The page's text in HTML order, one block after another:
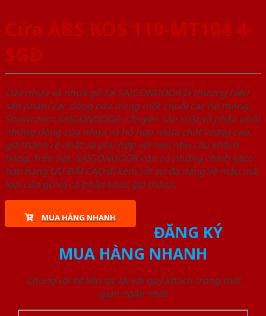
Cửa ABS KOS 110-MT104 4-
SGD
Cửa nhựa và nhựa gỗ tại SAIGONDOOR là thương hiệu
sản phẩm các dòng cửa trong một chuỗi các hệ thống
Showroom SAIGONDOOR. Chuyên sản xuất và phân phối
những dòng cửa nhựa và hỗ hợp nhựa chất lượng cao,
giá thành rẻ nhất và phù hợp với mọi nhu cầu khách
hàng. Trên hết, SAIGONDOOR còn có những chính sách
bán hàng ƯU ĐÃI CAO đi kèm với sự đa dạng về mẫu mã,
loại cửa gỗ và cả phân khúc giá thành.
MUA HÀNG NHANH
ĐĂNG KÝ
MUA HÀNG NHANH
Chúng tôi sẽ liên lạc lại với quý khách trong thời
gian ngắn nhất